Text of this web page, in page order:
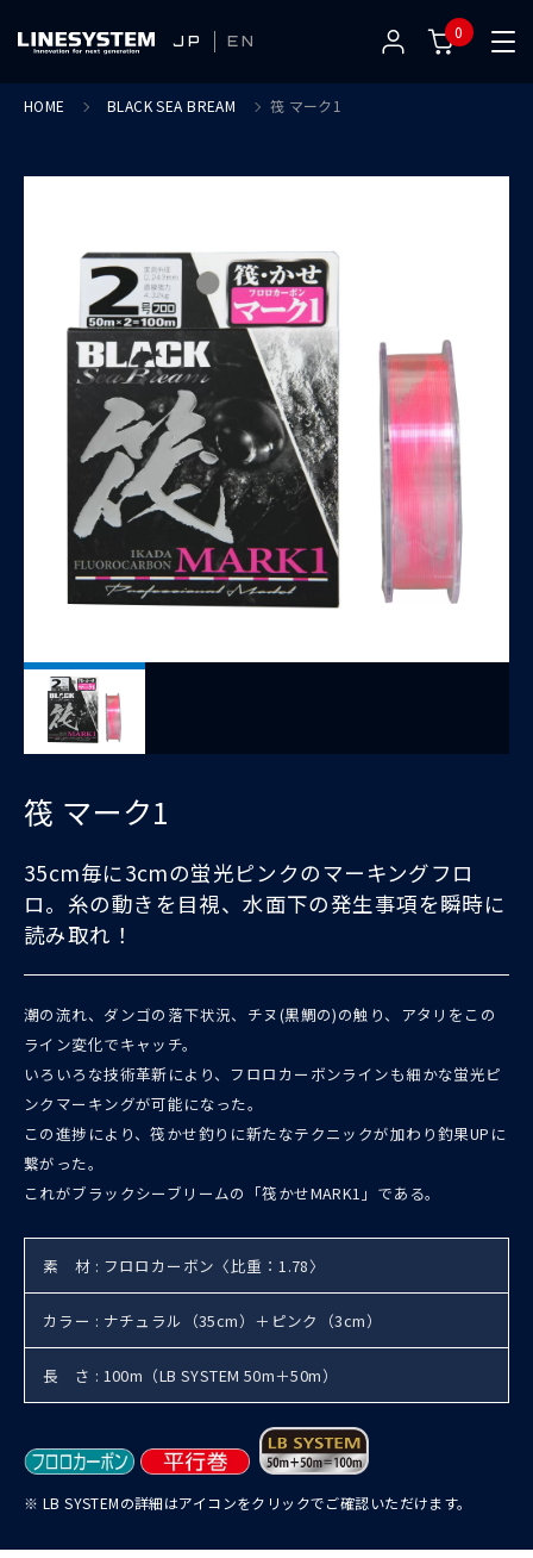
JP EN 0
HOME BLACK SEA BREAM 筏 マーク1
筏 マーク1
35cm毎に3cmの蛍光ピンクのマーキングフロ
ロ。糸の動きを目視、水面下の発生事項を瞬時に
読み取れ！
潮の流れ、ダンゴの落下状況、チヌ(黒鯛の)の触り、アタリをこの
ライン変化でキャッチ。
いろいろな技術革新により、フロロカーボンラインも細かな蛍光ピ
ンクマーキングが可能になった。
この進捗により、筏かせ釣りに新たなテクニックが加わり釣果UPに
繋がった。
これがブラックシーブリームの「筏かせMARK1」である。
素 材 : フロロカーボン〈比重：1.78〉
カラー : ナチュラル（35cm）＋ピンク（3cm）
長 さ : 100m（LB SYSTEM 50m＋50m）
※ LB SYSTEMの詳細はアイコンをクリックでご確認いただけます。